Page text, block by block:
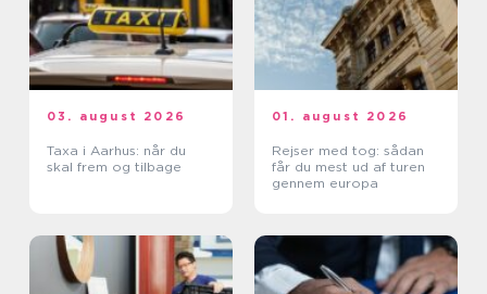
03. august 2026
Taxa i Aarhus: når du
skal frem og tilbage
01. august 2026
Rejser med tog: sådan
får du mest ud af turen
gennem europa